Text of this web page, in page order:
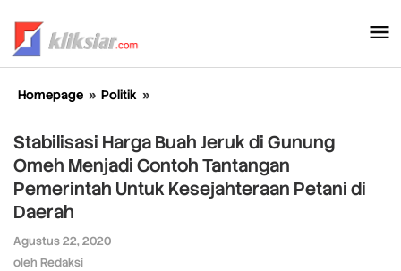
konten
Homepage » Politik »
Buah
Jeruk
di
Gunung
Stabilisasi Harga Buah Jeruk di Gunung
Omeh Menjadi Contoh Tantangan
Pemerintah Untuk Kesejahteraan Petani di
Daerah
Agustus 22, 2020
oleh Redaksi